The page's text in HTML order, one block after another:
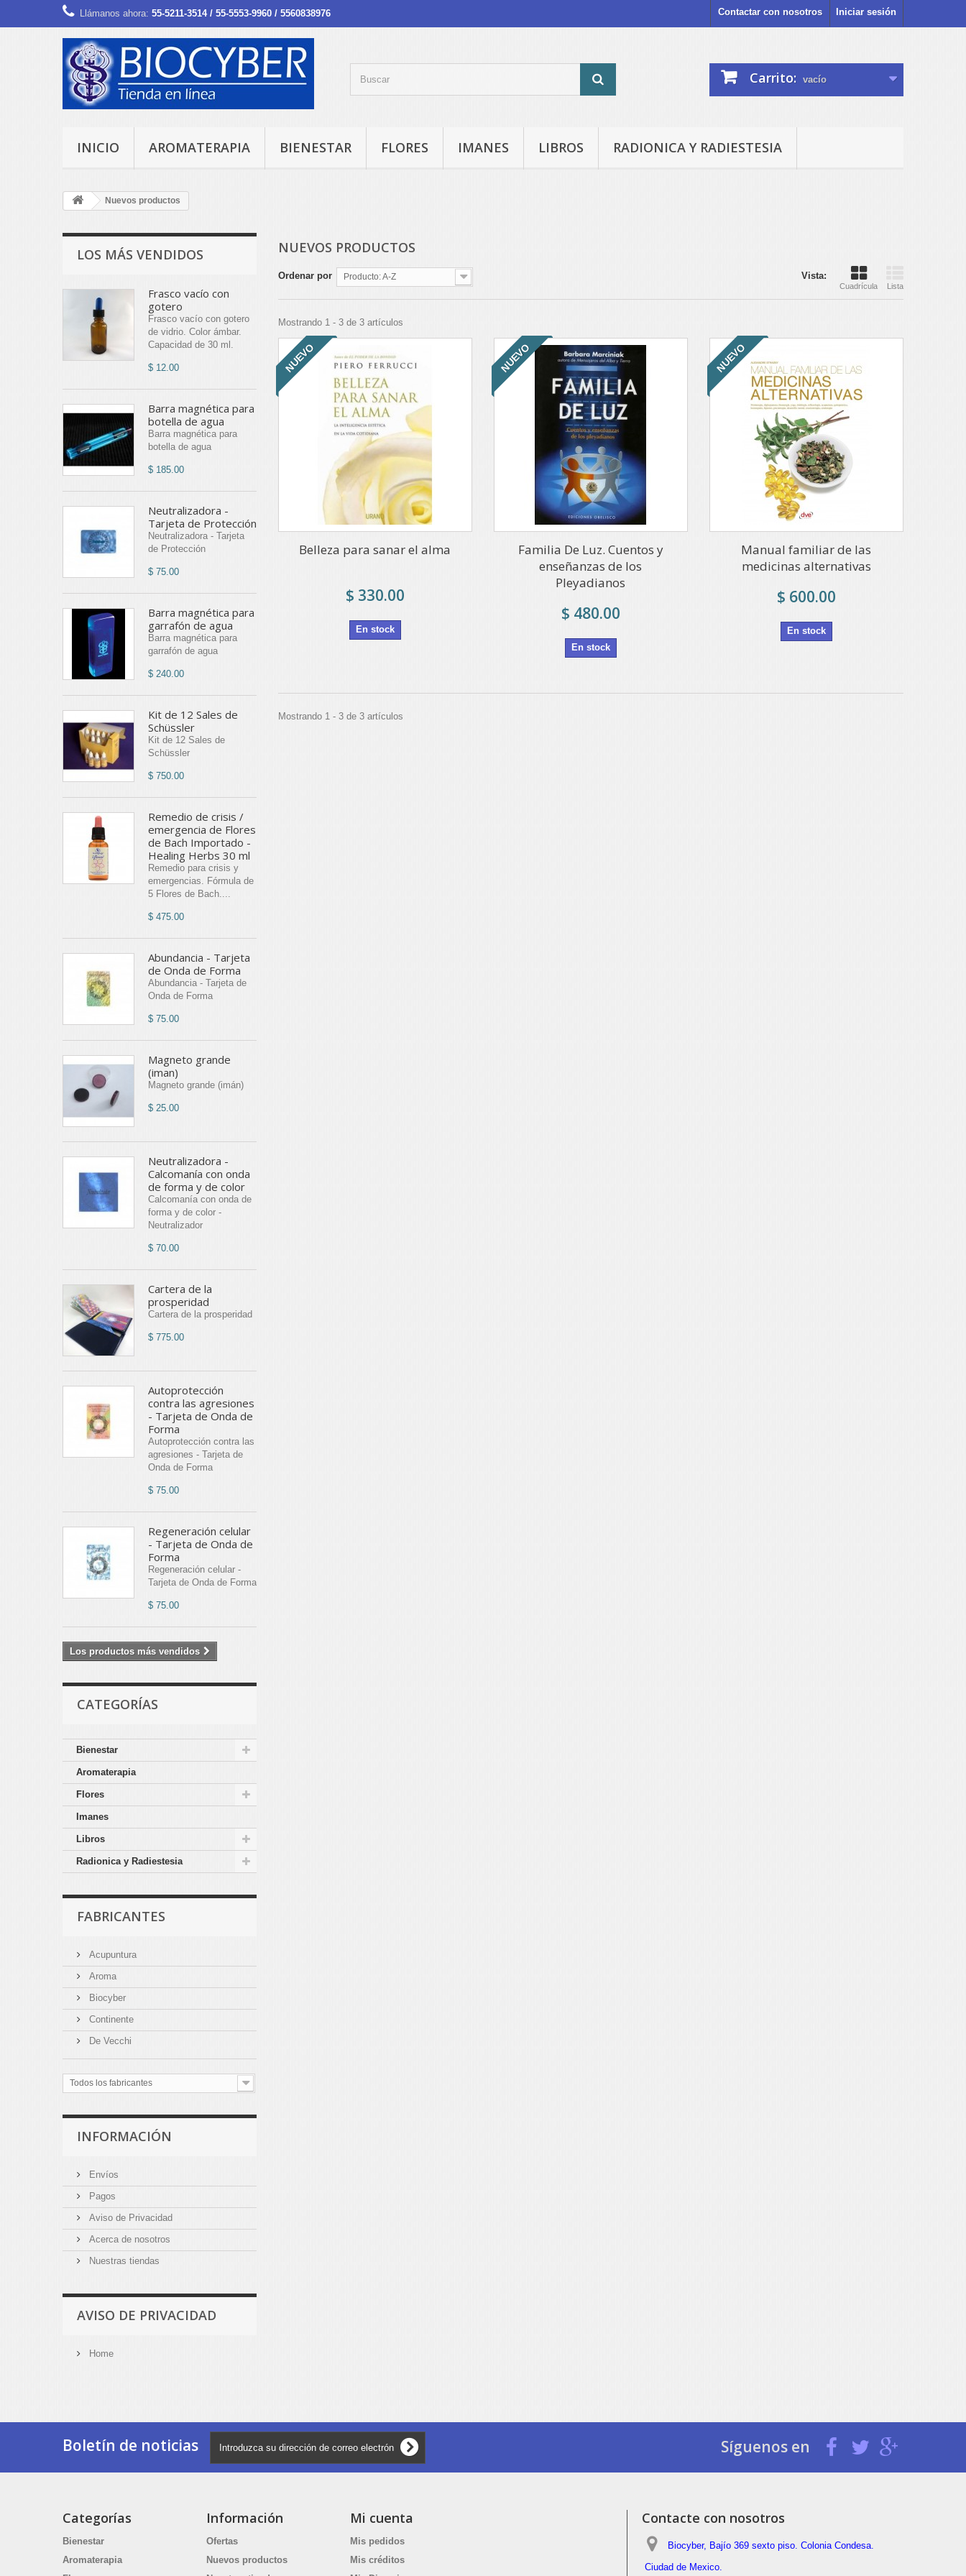
Iniciar sesión
Contactar con nosotros
Llámanos ahora: 55-5211-3514 / 55-5553-9960 / 5560838976
Carrito: vacío
INICIO AROMATERAPIA BIENESTAR FLORES IMANES LIBROS RADIONICA Y RADIESTESIA
Nuevos productos
LOS MÁS VENDIDOS
Frasco vacío con
gotero
Frasco vacío con gotero
de vidrio. Color ámbar.
Capacidad de 30 ml.
$ 12.00
Barra magnética para
botella de agua
Barra magnética para
botella de agua
$ 185.00
Neutralizadora -
Tarjeta de Protección
Neutralizadora - Tarjeta
de Protección
$ 75.00
Barra magnética para
garrafón de agua
Barra magnética para
garrafón de agua
$ 240.00
Kit de 12 Sales de
Schüssler
Kit de 12 Sales de
Schüssler
$ 750.00
Remedio de crisis /
emergencia de Flores
de Bach Importado -
Healing Herbs 30 ml
Remedio para crisis y
emergencias. Fórmula de
5 Flores de Bach....
$ 475.00
Abundancia - Tarjeta
de Onda de Forma
Abundancia - Tarjeta de
Onda de Forma
$ 75.00
Magneto grande
(iman)
Magneto grande (imán)
$ 25.00
Neutralizadora -
Calcomanía con onda
de forma y de color
Calcomanía con onda de
forma y de color -
Neutralizador
$ 70.00
Cartera de la
prosperidad
Cartera de la prosperidad
$ 775.00
Autoprotección
contra las agresiones
- Tarjeta de Onda de
Forma
Autoprotección contra las
agresiones - Tarjeta de
Onda de Forma
$ 75.00
Regeneración celular
- Tarjeta de Onda de
Forma
Regeneración celular -
Tarjeta de Onda de Forma
$ 75.00
Los productos más vendidos
CATEGORÍAS
Bienestar
Aromaterapia
Flores
Imanes
Libros
Radionica y Radiestesia
FABRICANTES
Acupuntura
Aroma
Biocyber
Continente
De Vecchi
Todos los fabricantes
INFORMACIÓN
Envíos
Pagos
Aviso de Privacidad
Acerca de nosotros
Nuestras tiendas
AVISO DE PRIVACIDAD
Home
NUEVOS PRODUCTOS
Vista:
Cuadrícula Lista
Ordenar por Producto: A-Z
Mostrando 1 - 3 de 3 artículos
NUEVO
Belleza para sanar el alma
$ 330.00
En stock
NUEVO
Familia De Luz. Cuentos y
enseñanzas de los
Pleyadianos
$ 480.00
En stock
NUEVO
Manual familiar de las
medicinas alternativas
$ 600.00
En stock
Mostrando 1 - 3 de 3 artículos
Boletín de noticias Síguenos en
Categorías
Bienestar
Aromaterapia
Información
Ofertas
Nuevos productos
Mi cuenta
Mis pedidos
Mis créditos
Contacte con nosotros
Biocyber, Bajío 369 sexto piso. Colonia Condesa.
Ciudad de Mexico.